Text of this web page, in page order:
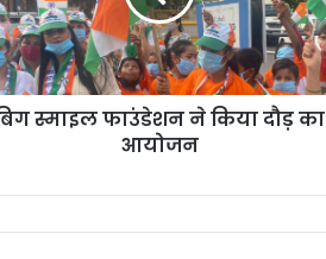
स्माइल फाउंडेशन ने किया दौड़ का
आयोजन